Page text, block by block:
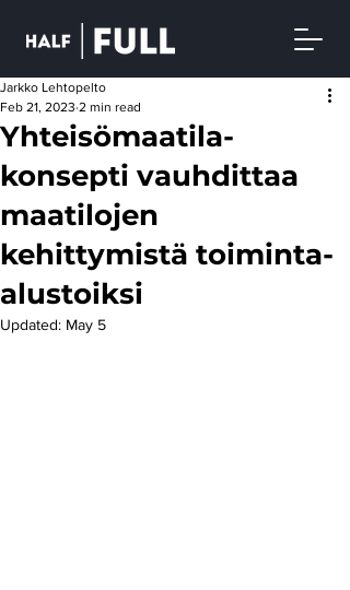
Yhteisömaatila-
konsepti vauhdittaa
maatilojen
kehittymistä toiminta-
alustoiksi
Jarkko Lehtopelto
Feb 21, 2023 2 min read
Updated: May 5